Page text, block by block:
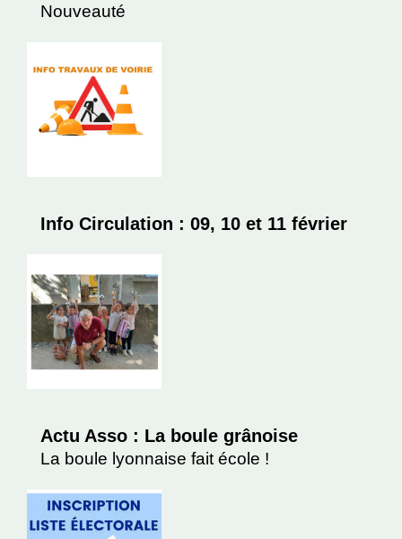
Nouveauté
Info Circulation : 09, 10 et 11 février
Actu Asso : La boule grânoise
La boule lyonnaise fait école !